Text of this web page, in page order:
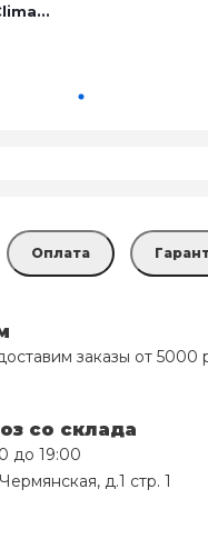
Оплата
заказы от 5000
со склада
до 19:00
д.1 стр. 1